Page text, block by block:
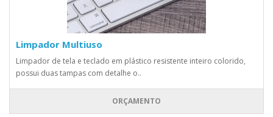
Limpador Multiuso
Limpador de tela e teclado em plástico resistente inteiro colorido,
possui duas tampas com detalhe o..
ORÇAMENTO